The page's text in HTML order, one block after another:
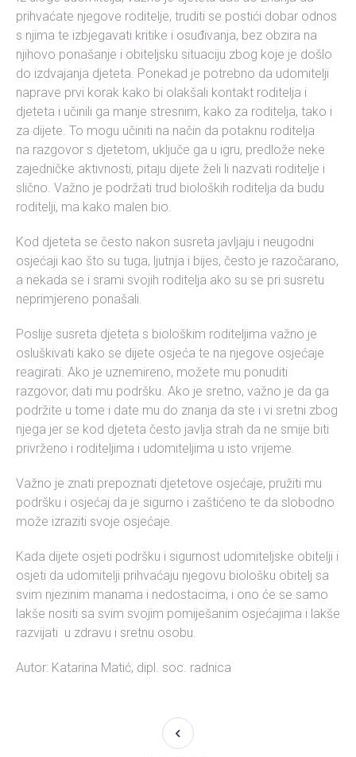
prihvaćate njegove roditelje, truditi se postići dobar odnos
s njima te izbjegavati kritike i osuđivanja, bez obzira na
njihovo ponašanje i obiteljsku situaciju zbog koje je došlo
do izdvajanja djeteta. Ponekad je potrebno da udomitelji
naprave prvi korak kako bi olakšali kontakt roditelja i
djeteta i učinili ga manje stresnim, kako za roditelja, tako i
za dijete. To mogu učiniti na način da potaknu roditelja
na razgovor s djetetom, uključe ga u igru, predlože neke
zajedničke aktivnosti, pitaju dijete želi li nazvati roditelje i
slično. Važno je podržati trud bioloških roditelja da budu
roditelji, ma kako malen bio.
Kod djeteta se često nakon susreta javljaju i neugodni
osjećaji kao što su tuga, ljutnja i bijes, često je razočarano,
a nekada se i srami svojih roditelja ako su se pri susretu
neprimjereno ponašali.
Poslije susreta djeteta s biološkim roditeljima važno je
osluškivati kako se dijete osjeća te na njegove osjećaje
reagirati. Ako je uznemireno, možete mu ponuditi
razgovor, dati mu podršku. Ako je sretno, važno je da ga
podržite u tome i date mu do znanja da ste i vi sretni zbog
njega jer se kod djeteta često javlja strah da ne smije biti
privrženo i roditeljima i udomiteljima u isto vrijeme.
Važno je znati prepoznati djetetove osjećaje, pružiti mu
podršku i osjećaj da je sigurno i zaštićeno te da slobodno
može izraziti svoje osjećaje.
Kada dijete osjeti podršku i sigurnost udomiteljske obitelji i
osjeti da udomitelji prihvaćaju njegovu biološku obitelj sa
svim njezinim manama i nedostacima, i ono će se samo
lakše nositi sa svim svojim pomiješanim osjećajima i lakše
razvijati u zdravu i sretnu osobu.
Autor: Katarina Matić, dipl. soc. radnica